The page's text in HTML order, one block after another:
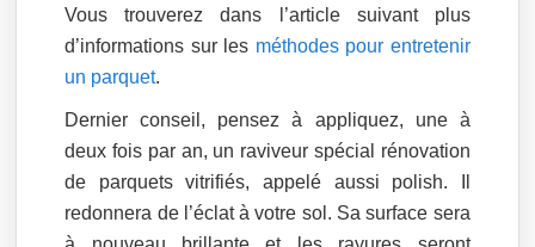
Vous trouverez dans l’article suivant plus
d’informations sur les méthodes pour entretenir
un parquet.
Dernier conseil, pensez à appliquez, une à
deux fois par an, un raviveur spécial rénovation
de parquets vitrifiés, appelé aussi polish. Il
redonnera de l’éclat à votre sol. Sa surface sera